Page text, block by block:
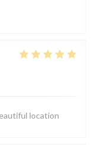
location